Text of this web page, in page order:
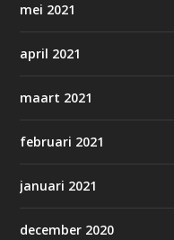
mei 2021
april 2021
maart 2021
februari 2021
januari 2021
december 2020